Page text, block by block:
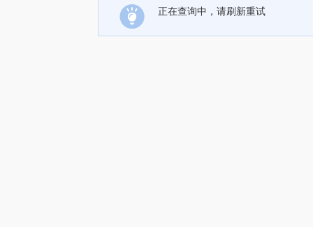
正在查询中，请刷新重试